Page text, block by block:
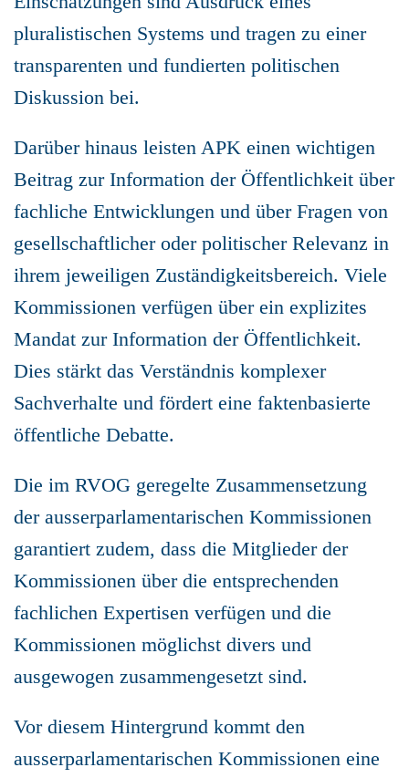
pluralistischen Systems und tragen zu einer
transparenten und fundierten politischen
Diskussion bei.
Darüber hinaus leisten APK einen wichtigen
Beitrag zur Information der Öffentlichkeit über
fachliche Entwicklungen und über Fragen von
gesellschaftlicher oder politischer Relevanz in
ihrem jeweiligen Zuständigkeitsbereich. Viele
Kommissionen verfügen über ein explizites
Mandat zur Information der Öffentlichkeit.
Dies stärkt das Verständnis komplexer
Sachverhalte und fördert eine faktenbasierte
öffentliche Debatte.
Die im RVOG geregelte Zusammensetzung
der ausserparlamentarischen Kommissionen
garantiert zudem, dass die Mitglieder der
Kommissionen über die entsprechenden
fachlichen Expertisen verfügen und die
Kommissionen möglichst divers und
ausgewogen zusammengesetzt sind.
Vor diesem Hintergrund kommt den
ausserparlamentarischen Kommissionen eine